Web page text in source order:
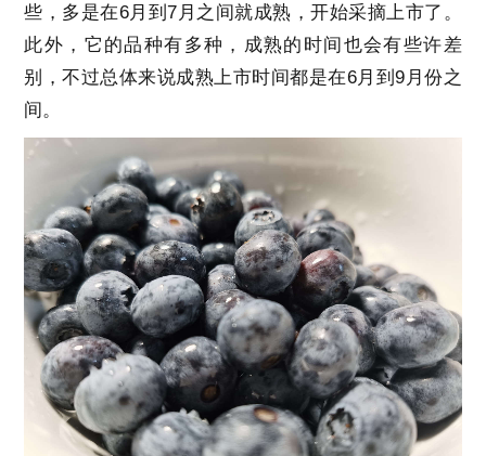
些，多是在6月到7月之间就成熟，开始采摘上市了。
此外，它的品种有多种，成熟的时间也会有些许差
别，不过总体来说成熟上市时间都是在6月到9月份之
间。